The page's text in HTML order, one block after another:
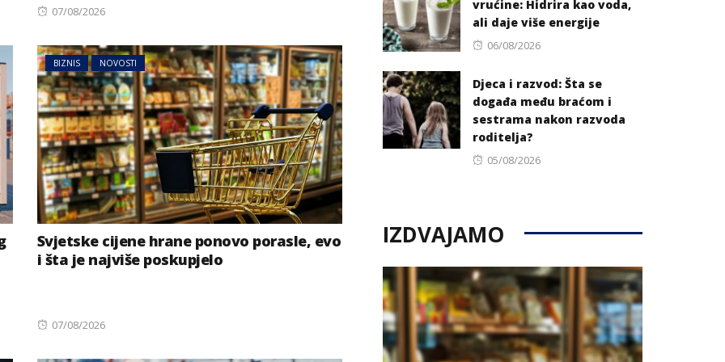
Posted
07/08/2026
BIZNIS NOVOSTI
Svjetske cijene hrane ponovo porasle, evo
i šta je najviše poskupjelo
Posted
07/08/2026
vrućine: Hidrira kao voda,
ali daje više energije
Posted
06/08/2026
Djeca i razvod: Šta se
događa među braćom i
sestrama nakon razvoda
roditelja?
Posted
05/08/2026
IZDVAJAMO